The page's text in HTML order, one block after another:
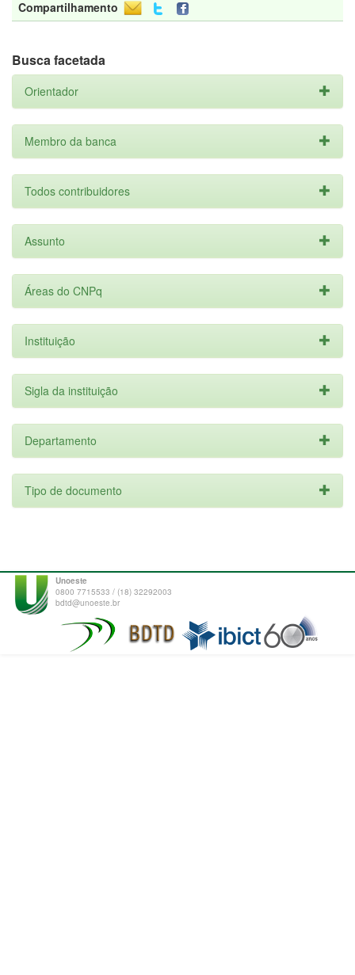
Compartilhamento
Busca facetada
Orientador
Membro da banca
Todos contribuidores
Assunto
Áreas do CNPq
Instituição
Sigla da instituição
Departamento
Tipo de documento
Unoeste
0800 7715533 / (18) 32292003
bdtd@unoeste.br